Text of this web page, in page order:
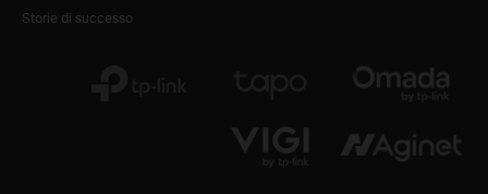
Storie di successo